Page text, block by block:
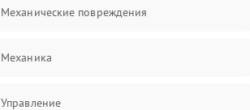
Механические повреждения
Механика
Управление